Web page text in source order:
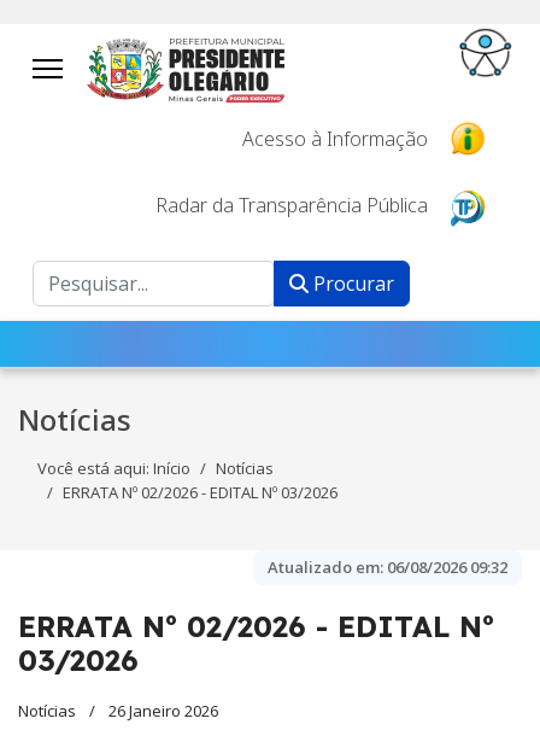
Acesso à Informação
Radar da Transparência Pública
Procurar Procurar
Notícias
Você está aqui: Início
Notícias
ERRATA Nº 02/2026 - EDITAL Nº 03/2026
Atualizado em: 06/08/2026 09:32
ERRATA Nº 02/2026 - EDITAL Nº
03/2026
Notícias 26 Janeiro 2026